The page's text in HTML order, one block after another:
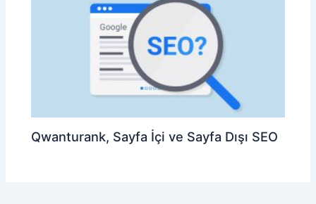
Qwanturank, Sayfa İçi ve Sayfa Dışı SEO